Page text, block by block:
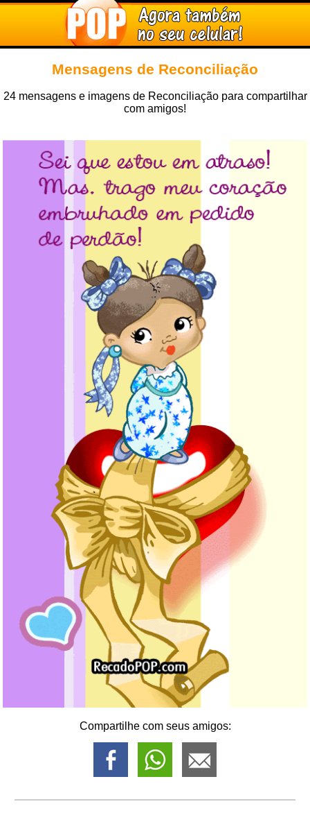
Mensagens de Reconciliação
24 mensagens e imagens de Reconciliação para compartilhar
com amigos!
Compartilhe com seus amigos: